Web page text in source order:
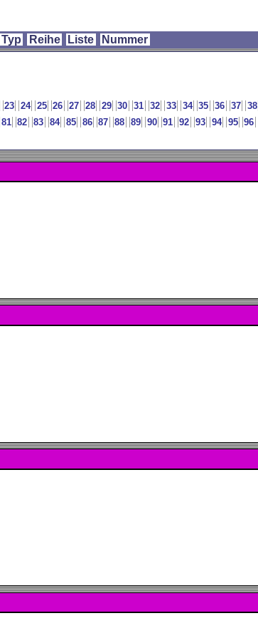
Typ Reihe Liste Nummer
23 24 25 26 27 28 29 30 31 32 33 34 35 36 37 38
81 82 83 84 85 86 87 88 89 90 91 92 93 94 95 96